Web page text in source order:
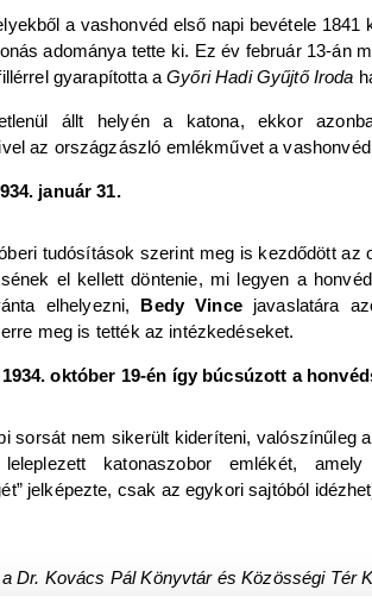
a vashonvéd első napi bevétele
adománya tette ki. Ez év február 13-án
gyarapította aGyőri Hadi Gyűjtő Iroda
állt helyén a katona, ekkor
az országzászló emlékművet a
január 31.
tudósítások szerint meg is kezdődött
el kellett döntenie, mi legyen a
elhelyezni, Bedy Vincejavaslatára
meg is tették az intézkedéseket.
október 19-én így búcsúzott a
sorsát nem sikerült kideríteni, valószínűleg
katonaszobor emlékét,
jelképezte, csak az egykori sajtóból
Dr. Kovács Pál Könyvtár és Közösségi Tér